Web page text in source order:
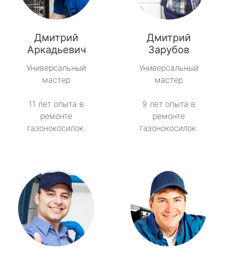
Дмитрий
Аркадьевич
Универсальный
мастер
11 лет опыта в
ремонте
газонокосилок.
Дмитрий
Зарубов
Универсальный
мастер
9 лет опыта в
ремонте
газонокосилок.